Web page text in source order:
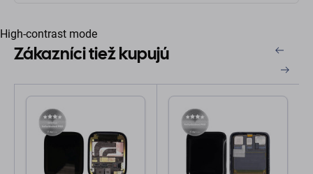
High-contrast mode
Zákazníci tiež kupujú